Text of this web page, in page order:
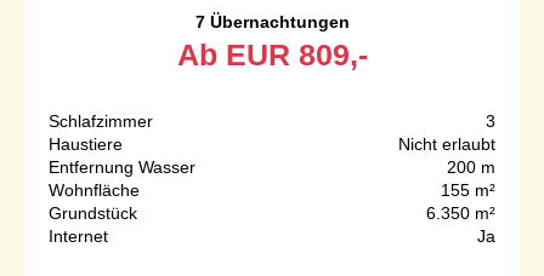
7 Übernachtungen
Ab EUR 809,-
Schlafzimmer
3
Haustiere
Nicht erlaubt
Entfernung Wasser
200 m
Wohnfläche
155 m²
Grundstück
6.350 m²
Internet
Ja